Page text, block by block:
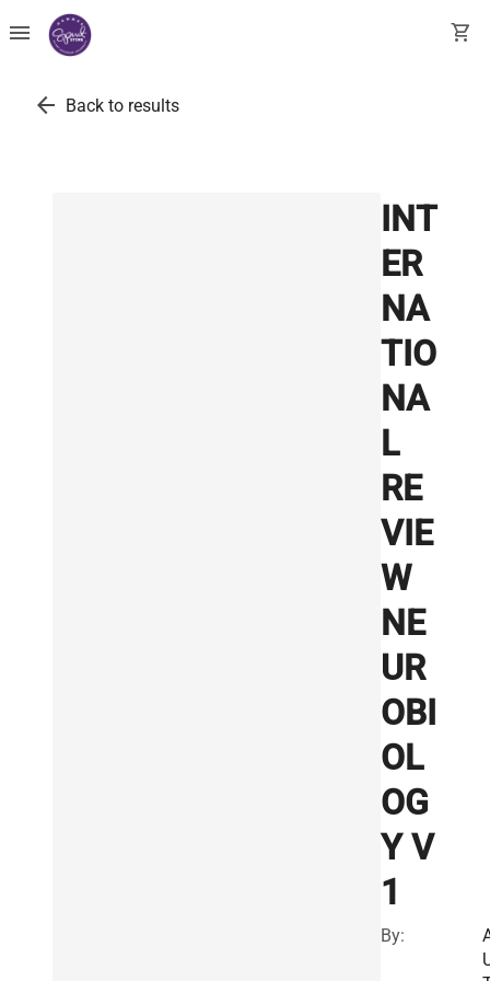
menu shopping_cart
arrow_back Back to results
INT
ER
NA
TIO
NA
L
RE
VIE
W
NE
UR
OBI
OL
OG
Y V
1
By: